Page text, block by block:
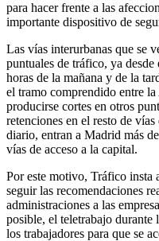
para hacer frente a las
importante dispositivo de
Las vías interurbanas que se
puntuales de tráfico, ya desde
horas de la mañana y de la
el tramo comprendido entre
producirse cortes en otros
retenciones en el resto de
diario, entran a Madrid más
vías de acceso a la capital.
Por este motivo, Tráfico insta
seguir las recomendaciones
administraciones a las
posible, el teletrabajo durante
los trabajadores para que se